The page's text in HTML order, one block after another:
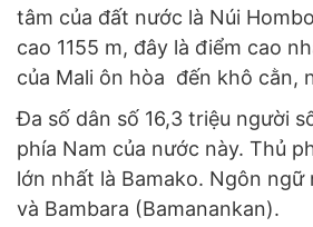
tâm của đất nước là Núi
cao 1155 m, đây là điểm cao
của Mali ôn hòa đến khô cằn,
Đa số dân số 16,3 triệu người
phía Nam của nước này. Thủ
lớn nhất là Bamako. Ngôn ngữ
và Bambara (Bamanankan).